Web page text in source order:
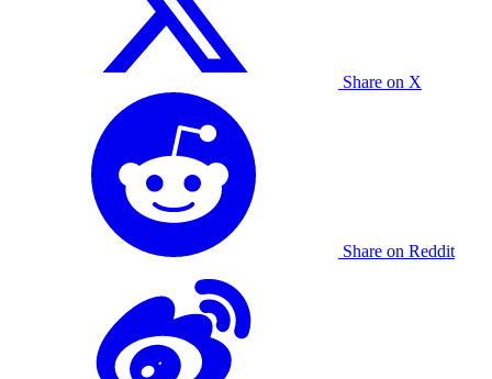
Share on X
Share on Reddit